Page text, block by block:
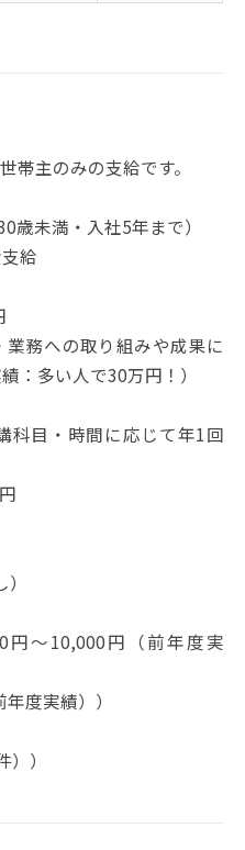
主のみの支給です。
歳未満・入社5年まで）
給
務への取り組みや成果に
：多い人で30万円！）
科目・時間に応じて年1回
～10,000円（前年度実
度実績））
）